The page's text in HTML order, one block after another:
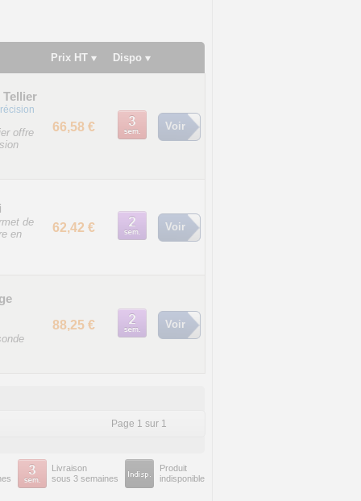
Prix HT Dispo
offre
66,58 € Voir
de
en
62,42 € Voir
88,25 € Voir
Page 1 sur 1
Livraison
sous 3 semaines
Produit
indisponible